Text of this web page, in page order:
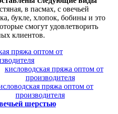
в пасмах, с овечьей
букле, хлопок, бобины и это
смогут удовлетворить
клиентов.
шерстью